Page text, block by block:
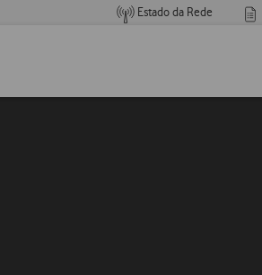
Estado da Rede